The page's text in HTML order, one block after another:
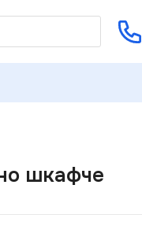
НАМАЛЕНИЕ ОТ 5%
шкафче